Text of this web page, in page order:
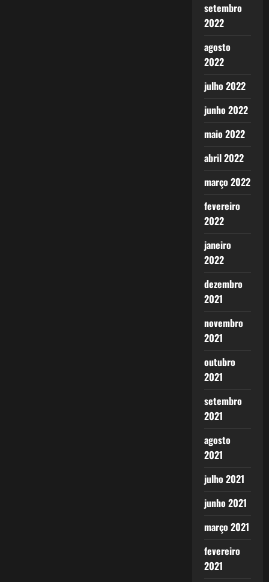
setembro
2022
agosto
2022
julho 2022
junho 2022
maio 2022
abril 2022
março 2022
fevereiro
2022
janeiro
2022
dezembro
2021
novembro
2021
outubro
2021
setembro
2021
agosto
2021
julho 2021
junho 2021
março 2021
fevereiro
2021